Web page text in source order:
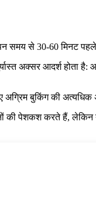
समय से 30-60 मिनट
अक्सर आदर्श होता
अग्रिम बुकिंग की
पेशकश करते हैं, लेकिन ये